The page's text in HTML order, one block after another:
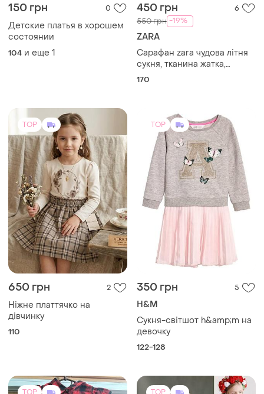
150 грн 0
Детские платья в хорошем
состоянии
104 и еще 1
450 грн 6
550 грн -19%
ZARA
Сарафан zara чудова літня
сукня, тканина жатка,
прямого крою
170
TOP
650 грн 2
Ніжне платтячко на
дівчинку
110
TOP
350 грн 5
H&M
Сукня-світшот h&amp;m на
девочку
122-128
TOP TOP